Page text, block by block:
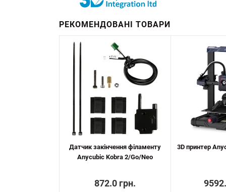
РЕКОМЕНДОВАНІ ТОВАРИ
Датчик закінчення філаменту
Anycubic Kobra 2/Go/Neo
872.0 грн.
3D принтер